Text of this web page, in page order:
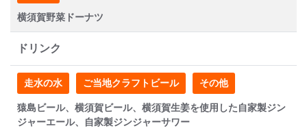
横須賀野菜ドーナツ
ドリンク
走水の水 ご当地クラフトビール その他
猿島ビール、横須賀ビール、横須賀生姜を使用した自家製ジン
ジャーエール、自家製ジンジャーサワー